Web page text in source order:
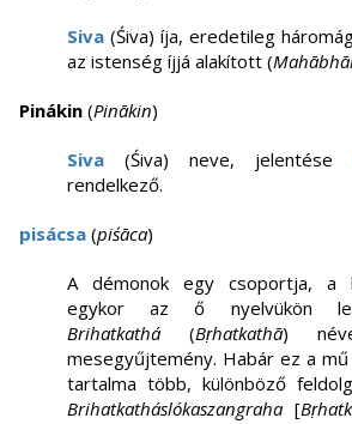
Siva (Śiva) íja, eredetileg
az istenség íjjá alakított (
Pinákin (Pinākin)
Siva (Śiva) neve, jelentése
rendelkező.
pisácsa (piśāca)
A démonok egy csoportja, a
egykor az ő nyelvükön
Brihatkathá (Bṛhatkathā)
mesegyűjtemény. Habár ez a
tartalma több, különböző
Brihatkatháslókaszangraha [